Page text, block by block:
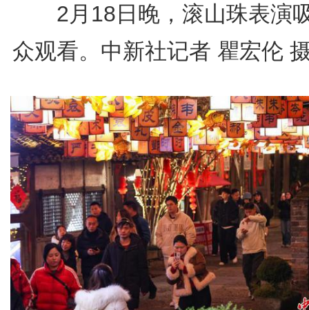
2月18日晚，滚山珠表演
众观看。中新社记者 瞿宏伦